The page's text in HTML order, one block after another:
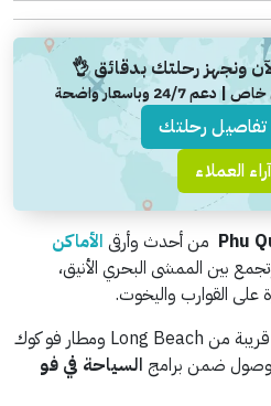
ونجهز رحلتك بدقائق 👌
7 وباسعار واضحة
رحلتك
آراء العملاء
من أحدث وأرقى الأماكن
بين الممشى البحري الأنيق،
على القوارب واليخوت.
تقع المارينا في منطقة استراتيجية قريبة من Long Beach ومطار فو كوك
ضمن برامج السياحة في فو